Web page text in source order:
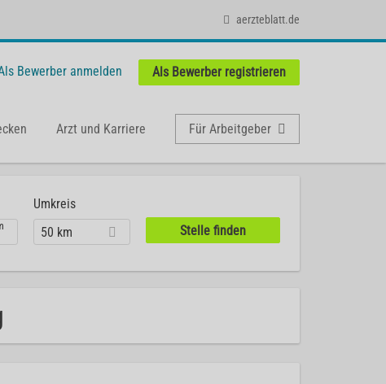
aerzteblatt.de
Bewerber anmelden Als Bewerber registrieren
Arzt und Karriere Für Arbeitgeber
Umkreis
50 km